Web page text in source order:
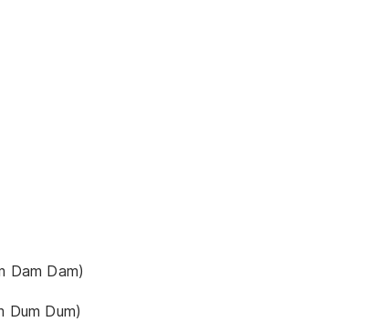
Dam Dam)
Dum Dum)